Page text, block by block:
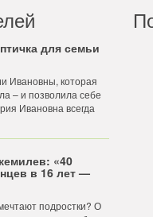
для семьи
Ивановны, которая
– и позволила себе
Ивановна всегда
«40
в 16 лет —
подростки? О